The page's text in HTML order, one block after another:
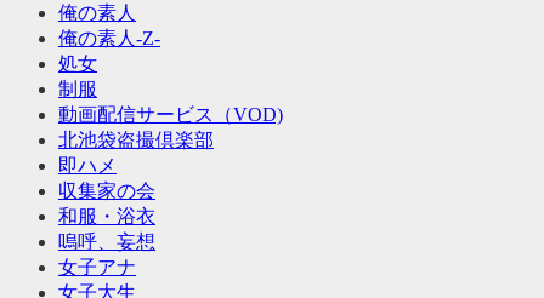
俺の素人
俺の素人-Z-
処女
制服
動画配信サービス（VOD)
北池袋盗撮倶楽部
即ハメ
収集家の会
和服・浴衣
嗚呼、妄想
女子アナ
女子大生